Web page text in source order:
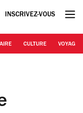
INSCRIVEZ-VOUS
CULTURE VOYAGE